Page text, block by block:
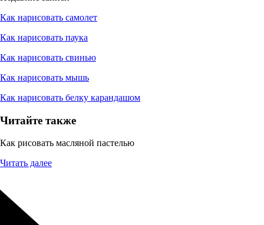
Как нарисовать самолет
Как нарисовать паука
Как нарисовать свинью
Как нарисовать мышь
Как нарисовать белку карандашом
Читайте также
Как рисовать масляной пастелью
Читать далее